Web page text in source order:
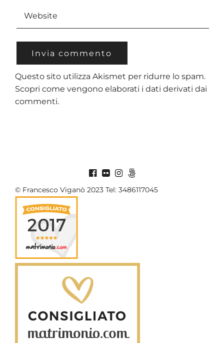
Questo sito utilizza Akismet per ridurre lo spam.
Scopri come vengono elaborati i dati derivati dai
commenti.
© Francesco Viganò 2023 Tel: 3486117045